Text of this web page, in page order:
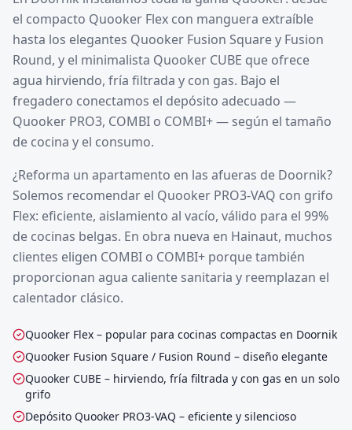
el compacto Quooker Flex con manguera extraíble
hasta los elegantes Quooker Fusion Square y Fusion
Round, y el minimalista Quooker CUBE que ofrece
agua hirviendo, fría filtrada y con gas. Bajo el
fregadero conectamos el depósito adecuado —
Quooker PRO3, COMBI o COMBI+ — según el tamaño
de cocina y el consumo.
¿Reforma un apartamento en las afueras de Doornik?
Solemos recomendar el Quooker PRO3-VAQ con grifo
Flex: eficiente, aislamiento al vacío, válido para el 99%
de cocinas belgas. En obra nueva en Hainaut, muchos
clientes eligen COMBI o COMBI+ porque también
proporcionan agua caliente sanitaria y reemplazan el
calentador clásico.
Quooker Flex – popular para cocinas compactas en Doornik
Quooker Fusion Square / Fusion Round – diseño elegante
Quooker CUBE – hirviendo, fría filtrada y con gas en un solo
grifo
Depósito Quooker PRO3-VAQ – eficiente y silencioso